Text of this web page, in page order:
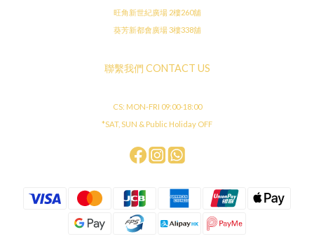
旺角新世紀廣場 2樓260舖
葵芳新都會廣場 3樓338舖
聯繫我們 CONTACT US
CS: MON-FRI 09:00-18:00
*SAT, SUN & Public Holiday OFF